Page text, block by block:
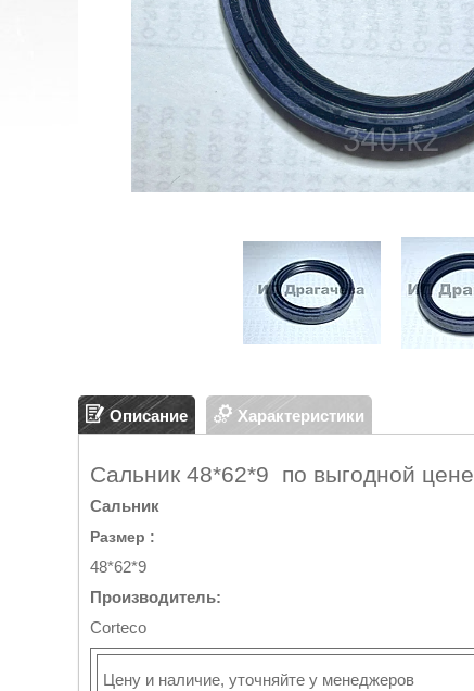
Описание Характеристики
Сальник 48*62*9 по выгодной цене
Сальник
Размер :
48*62*9
Производитель:
Сorteco
Цену и наличие, уточняйте у менеджеров